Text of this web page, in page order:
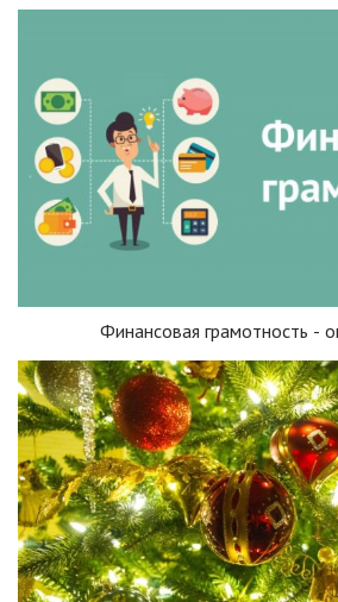
Финансовая грамотность -